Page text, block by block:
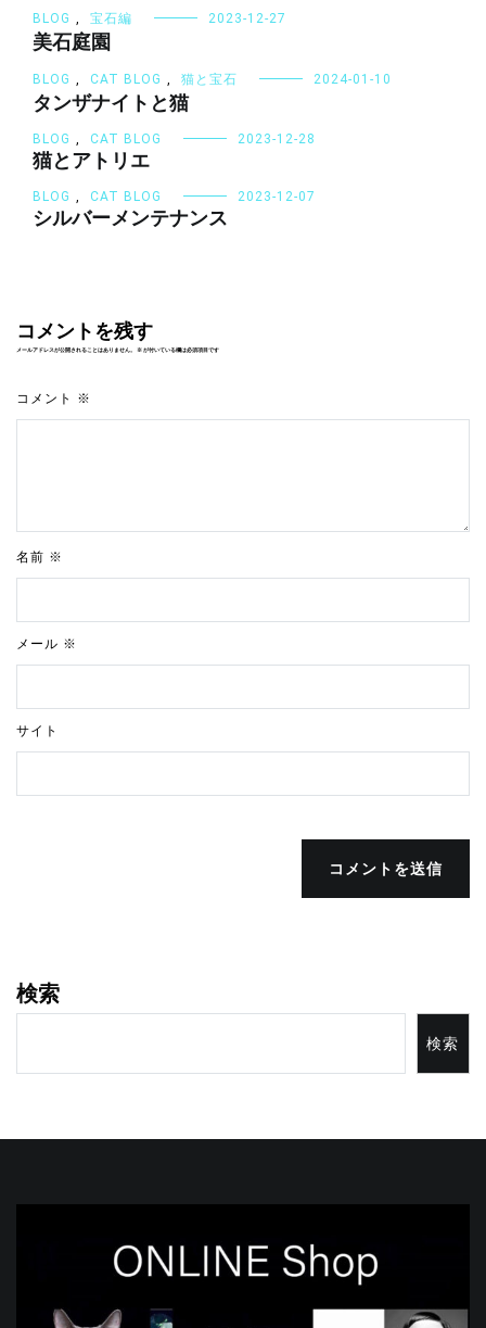
BLOG 宝石編 2023-12-27
美石庭園
BLOG CAT BLOG 猫と宝石 2024-01-10
タンザナイトと猫
BLOG CAT BLOG 2023-12-28
猫とアトリエ
BLOG CAT BLOG 2023-12-07
シルバーメンテナンス
コメントを残す
メールアドレスが公開されることはありません。 ※が付いている欄は必須項目です
コメント ※
名前 ※
メール ※
サイト
コメントを送信
検索
検索